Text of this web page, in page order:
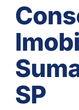
SP